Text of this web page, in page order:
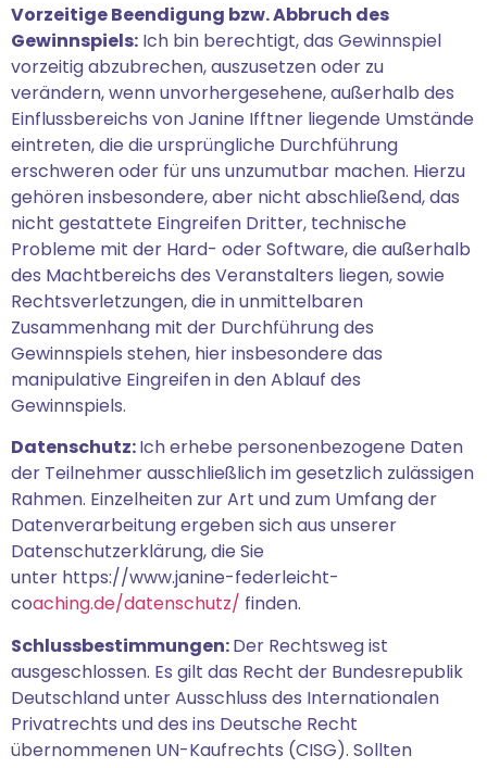
Vorzeitige Beendigung bzw. Abbruch des
Gewinnspiels: Ich bin berechtigt, das Gewinnspiel
vorzeitig abzubrechen, auszusetzen oder zu
verändern, wenn unvorhergesehene, außerhalb des
Einflussbereichs von Janine Ifftner liegende Umstände
eintreten, die die ursprüngliche Durchführung
erschweren oder für uns unzumutbar machen. Hierzu
gehören insbesondere, aber nicht abschließend, das
nicht gestattete Eingreifen Dritter, technische
Probleme mit der Hard- oder Software, die außerhalb
des Machtbereichs des Veranstalters liegen, sowie
Rechtsverletzungen, die in unmittelbaren
Zusammenhang mit der Durchführung des
Gewinnspiels stehen, hier insbesondere das
manipulative Eingreifen in den Ablauf des
Gewinnspiels.
Datenschutz:Ich erhebe personenbezogene Daten
der Teilnehmer ausschließlich im gesetzlich zulässigen
Rahmen. Einzelheiten zur Art und zum Umfang der
Datenverarbeitung ergeben sich aus unserer
Datenschutzerklärung, die Sie
unter https://www.janine-federleicht-
coaching.de/datenschutz/ finden.
Schlussbestimmungen:Der Rechtsweg ist
ausgeschlossen. Es gilt das Recht der Bundesrepublik
Deutschland unter Ausschluss des Internationalen
Privatrechts und des ins Deutsche Recht
übernommenen UN-Kaufrechts (CISG). Sollten